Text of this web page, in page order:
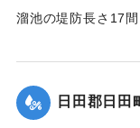
溜池の堤防長さ17
額は2000円の見込
【出典：大分新聞
日田郡日田